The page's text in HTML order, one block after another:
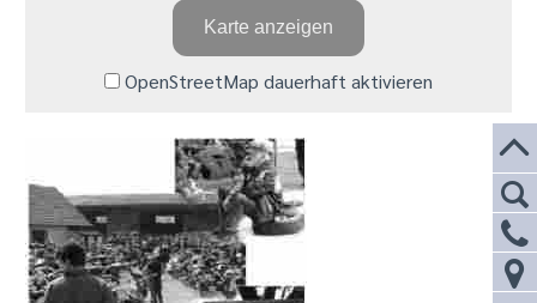
Karte anzeigen
OpenStreetMap dauerhaft aktivieren